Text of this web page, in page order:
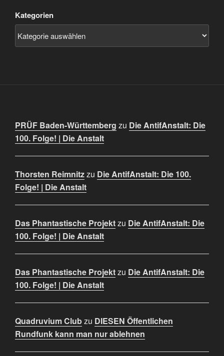
Kategorien
PRÜF Baden-Württemberg zu Die AntifAnstalt: Die
100. Folge! | Die Anstalt
Thorsten Reimnitzzu Die AntifAnstalt: Die 100.
Folge! | Die Anstalt
Das Phantastische Projektzu Die AntifAnstalt: Die
100. Folge! | Die Anstalt
Das Phantastische Projektzu Die AntifAnstalt: Die
100. Folge! | Die Anstalt
Quadruvium Clubzu DIESEN Öffentlichen
Rundfunk kann man nur ablehnen